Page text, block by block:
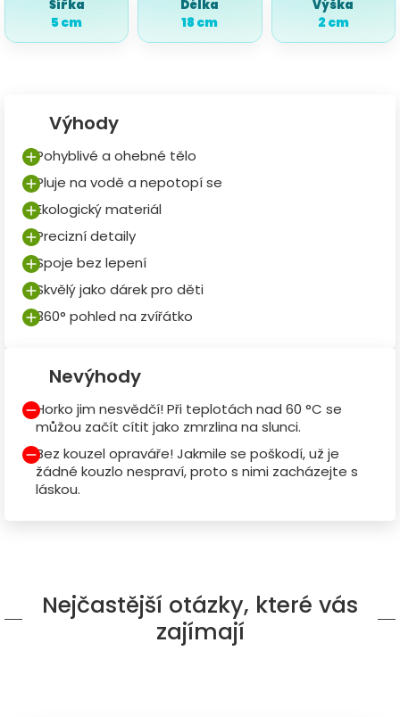
Šířka
5 cm
Délka
18 cm
Výška
2 cm
Výhody
Pohyblivé a ohebné tělo
Pluje na vodě a nepotopí se
Ekologický materiál
Precizní detaily
Spoje bez lepení
Skvělý jako dárek pro děti
360° pohled na zvířátko
Nevýhody
Horko jim nesvědčí! Při teplotách nad 60 °C se
můžou začít cítit jako zmrzlina na slunci.
Bez kouzel opraváře! Jakmile se poškodí, už je
žádné kouzlo nespraví, proto s nimi zacházejte s
láskou.
Nejčastější otázky, které vás
zajímají